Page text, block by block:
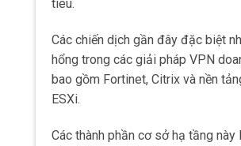
tiêu.
Các chiến dịch gần đây đặc biệt
hổng trong các giải pháp VPN
bao gồm Fortinet, Citrix và nền
ESXi.
Các thành phần cơ sở hạ tầng này